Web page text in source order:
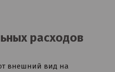
расходов
внешний вид на